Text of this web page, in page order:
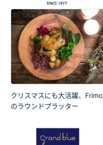
クリスマスにも大活躍、Frimo
のラウンドプラッター